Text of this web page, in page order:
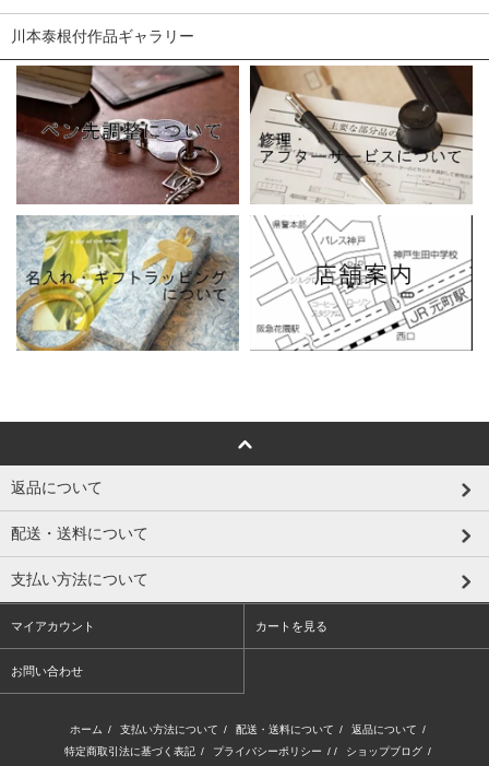
川本泰根付作品ギャラリー
返品について
配送・送料について
支払い方法について
マイアカウント カートを見る
お問い合わせ
ホーム / 支払い方法について / 配送・送料について / 返品について /
特定商取引法に基づく表記 / プライバシーポリシー / / ショップブログ /